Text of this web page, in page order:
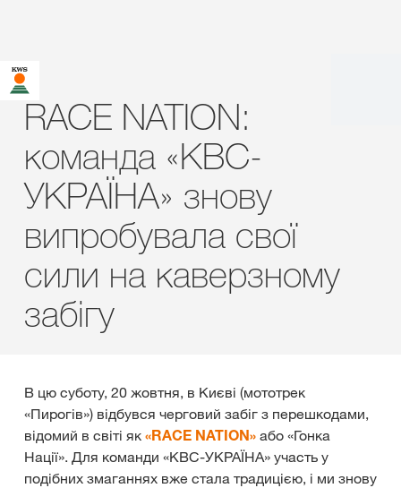
RACE NATION:
команда «КВС-
УКРАЇНА» знову
випробувала свої
сили на каверзному
забігу
В цю суботу, 20 жовтня, в Києві (мототрек
«Пирогів») відбувся черговий забіг з перешкодами,
відомий в світі як «RACE NATION» або «Гонка
Нації». Для команди «КВС-УКРАЇНА» участь у
подібних змаганнях вже стала традицією, і ми знову